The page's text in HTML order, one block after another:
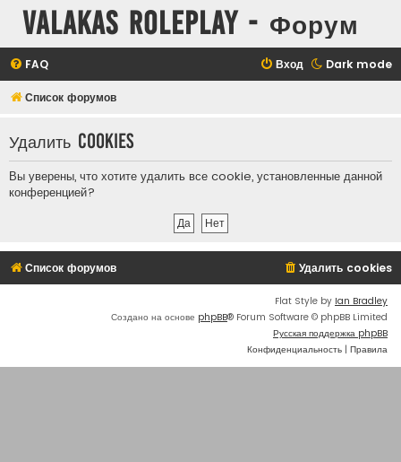
Valakas Roleplay - Форум
Dark mode
FAQ Вход
Список форумов
Удалить cookies
Вы уверены, что хотите удалить все cookie, установленные данной
конференцией?
Список форумов Удалить cookies
Flat Style by Ian Bradley
Создано на основе phpBB® Forum Software © phpBB Limited
Русская поддержка phpBB
Конфиденциальность | Правила